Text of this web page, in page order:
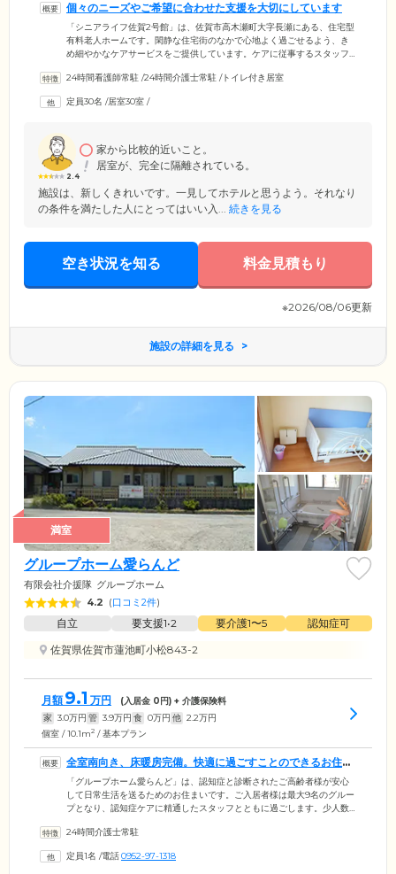
個々のニーズやご希望に合わせた支援を大切にしています
「シニアライフ佐賀2号館」は、佐賀市高木瀬町大字長瀬にある、住宅型
有料老人ホームです。閑静な住宅街のなかで心地よく過ごせるよう、き
め細やかなケアサービスをご提供しています。ケアに従事するスタッフ
ニーズやご希望に合わせた支援に注力。ご入居者様それぞれの意見やご
います。生活のなかでお困りごとやご不安なことがございましたら、ス
24時間看護師常駐 /24時間介護士常駐 /トイレ付き居室
定員30名 /居室30室 /
2.4
家から比較的近いこと。
居室が、完全に隔離されている。
施設は、新しくきれいです。一見してホテルと思うよう。それなり
の条件を満たした人にとってはいい入... 続きを見る
空き状況を知る 料金見積もり
※2026/08/06更新
施設の詳細を見る
満室
グループホーム愛らんど
有限会社介援隊 グループホーム
4.2 (口コミ2件)
自立 要支援1•2 要介護1〜5
認知症可
佐賀県佐賀市蓮池町小松843-2
月額 9.1 万円 (入居金 0円) + 介護保険料
家 3.0万円 管 3.9万円 食 0万円 他 2.2万円
個室 / 10.1m2 / 基本プラン
全室南向き、床暖房完備。快適に過ごすことのできるお住ま
いです
「グループホーム愛らんど」は、認知症と診断されたご高齢者様が安心
して日常生活を送るためのお住まいです。ご入居者様は最大9名のグルー
プとなり、認知症ケアに精通したスタッフとともに過ごします。少人数
のが魅力。さらにレクリエーションを楽しみながら認知症の進行緩和を
たご入居者様のお部屋は全面南向きで、日当たり良好です。さらに床暖
24時間介護士常駐
定員1名 /電話0952-97-1318